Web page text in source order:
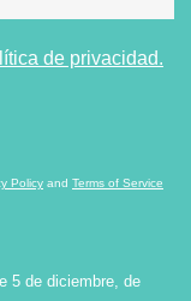
de privacidad.
Policy and Terms of Service
5 de diciembre, de